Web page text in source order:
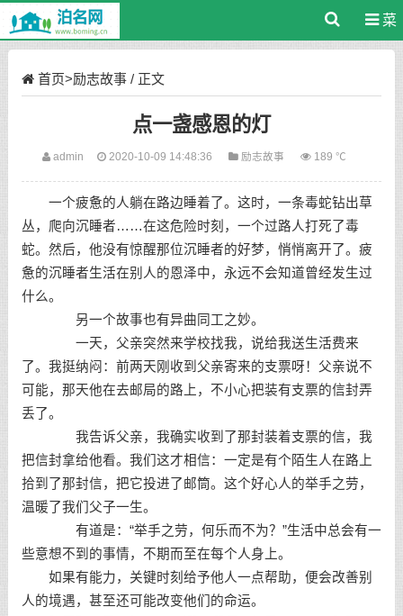
菜
首页>励志故事/ 正文
点一盏感恩的灯
admin 2020-10-09 14:48:36 励志故事 189 ℃
一个疲惫的人躺在路边睡着了。这时，一条毒蛇钻出草
丛，爬向沉睡者……在这危险时刻，一个过路人打死了毒
蛇。然后，他没有惊醒那位沉睡者的好梦，悄悄离开了。疲
惫的沉睡者生活在别人的恩泽中，永远不会知道曾经发生过
什么。
另一个故事也有异曲同工之妙。
一天，父亲突然来学校找我，说给我送生活费来
了。我挺纳闷：前两天刚收到父亲寄来的支票呀！父亲说不
可能，那天他在去邮局的路上，不小心把装有支票的信封弄
丢了。
我告诉父亲，我确实收到了那封装着支票的信，我
把信封拿给他看。我们这才相信：一定是有个陌生人在路上
拾到了那封信，把它投进了邮筒。这个好心人的举手之劳，
温暖了我们父子一生。
有道是：“举手之劳，何乐而不为？”生活中总会有一
些意想不到的事情，不期而至在每个人身上。
如果有能力，关键时刻给予他人一点帮助，便会改善别
人的境遇，甚至还可能改变他们的命运。